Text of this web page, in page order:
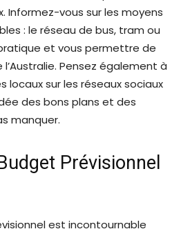
Informez-vous sur les moyens
: le réseau de bus, tram ou
et vous permettre de
Pensez également à
locaux sur les réseaux sociaux
des bons plans et des
manquer.
Prévisionnel
est incontournable